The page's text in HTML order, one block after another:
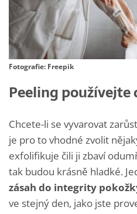
Fotografie: Freepik
Peeling
Chcete-li se vyvarovat
je pro to vhodné zvolit
exfolifikuje čili ji zbaví
tak budou krásně hladké.
zásah do integrity
ve stejný den, jako jste